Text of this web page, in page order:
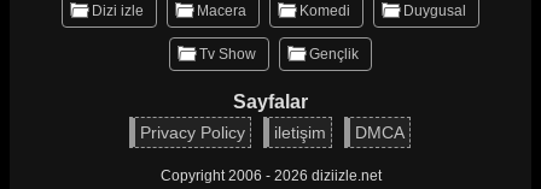
Dizi izle Macera Komedi Duygusal
Tv Show Gençlik
Sayfalar
Privacy Policy iletişim DMCA
Copyright 2006 - 2026 diziizle.net